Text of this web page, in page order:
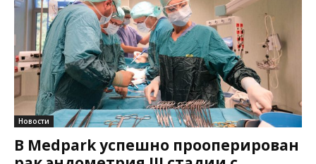
Новости
В Medpark успешно прооперирован